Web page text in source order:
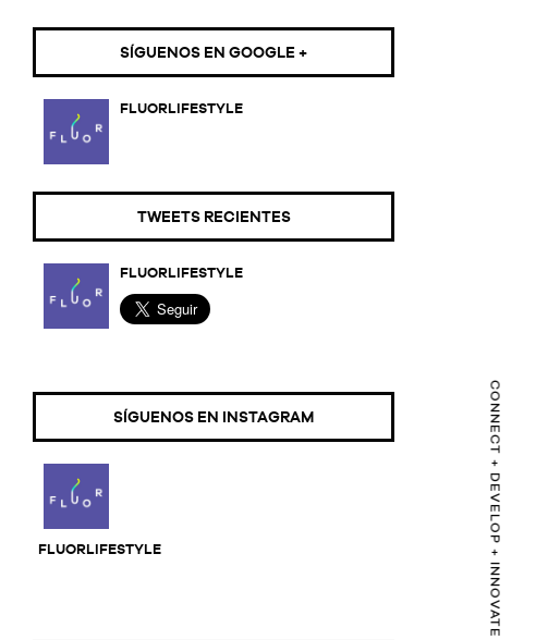
CONNECT + DEVELOP + INNOVATE
SÍGUENOS EN GOOGLE +
FLUORLIFESTYLE
TWEETS RECIENTES
FLUORLIFESTYLE
SÍGUENOS EN INSTAGRAM
FLUORLIFESTYLE